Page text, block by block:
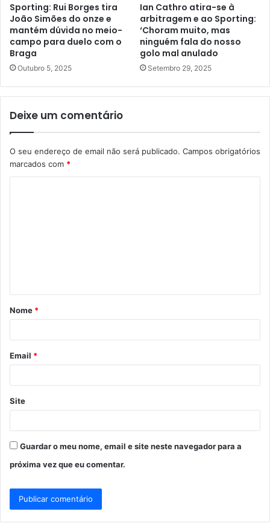
Sporting: Rui Borges tira
João Simões do onze e
mantém dúvida no meio-
campo para duelo com o
Braga
Outubro 5, 2025
Ian Cathro atira-se à
arbitragem e ao Sporting:
‘Choram muito, mas
ninguém fala do nosso
golo mal anulado
Setembro 29, 2025
Deixe um comentário
O seu endereço de email não será publicado. Campos obrigatórios
marcados com *
á
r
*
Nome *
Email *
Site
Guardar o meu nome, email e site neste navegador para a
próxima vez que eu comentar.